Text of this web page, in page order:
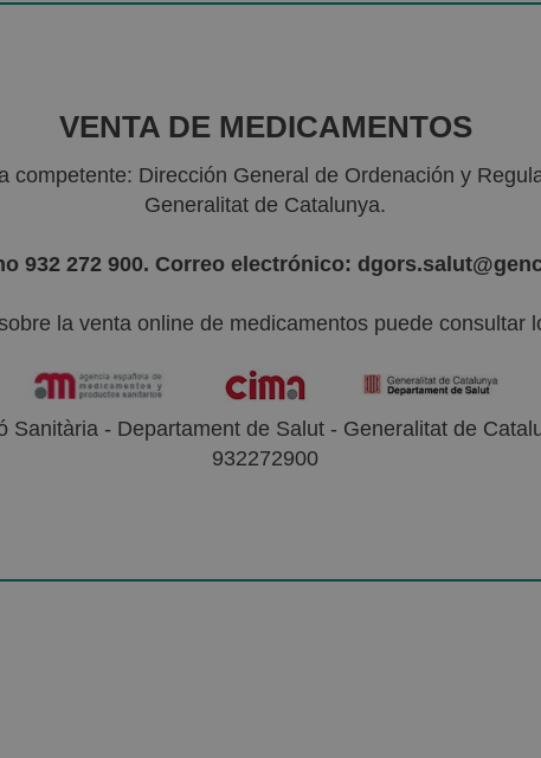
VENTA DE MEDICAMENTOS
competente: Dirección General de Ordenación y
Generalitat de Catalunya.
932 272 900. Correo electrónico:
la venta online de medicamentos puede consultar
Sanitària - Departament de Salut - Generalitat de
932272900